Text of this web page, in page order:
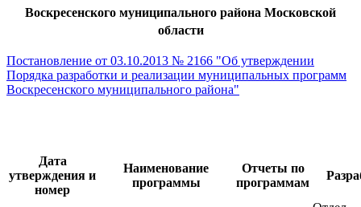
Воскресенского муниципального района Московской
области
Постановление от 03.10.2013 № 2166 "Об утверждении
Порядка разработки и реализации муниципальных программ
Воскресенского муниципального района"
Дата
утверждения и
номер
Наименование
программы
Отчеты по
программам